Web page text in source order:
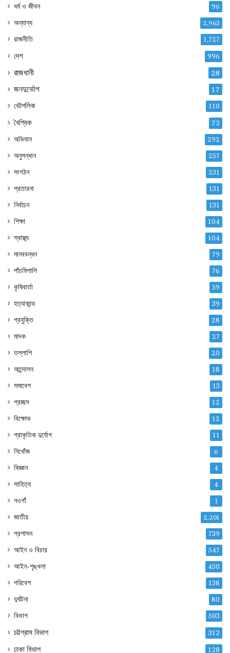
ধর্ম ও জীবন 96
অন্যান্য 2,963
রাজনীতি 1,727
দেশ 996
রাজধানী 28
জনদুর্ভোগ 17
ভৌগলিক 110
বৈশ্বিক 72
অভিযান 292
অনুসন্ধান 257
সংগঠন 231
প্রতারনা 131
নির্বাচন 131
শিক্ষা 104
স্বাস্থ্য 104
মানববন্ধন 79
পাঁচমিশালি 76
কৃষিবার্তা 59
হত্যাকান্ড 39
প্রযুক্তি 28
মাদক 27
তল্লাশি 20
আন্দোলন 18
সমাবেশ 13
প্রচ্ছদ 12
বিক্ষোভ 12
প্রাকৃতিক দুর্যোগ 11
নিখোঁজ 6
বিজ্ঞান 4
সাহিত্য 4
নওগাঁ 1
জাতীয় 2,201
প্রশাসন 739
আইন ও বিচার 547
আইন-শৃঙ্খলা 450
পরিবেশ 138
দুর্ঘটনা 80
বিভাগ 503
চট্টগ্রাম বিভাগ 312
ঢাকা বিভাগ 128